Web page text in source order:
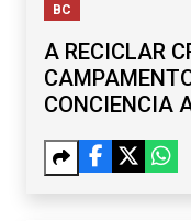
BC
A RECICLAR
CONCIENCIA